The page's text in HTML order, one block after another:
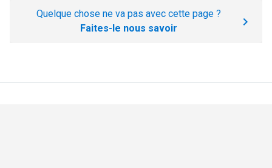
Quelque chose ne va pas avec cette page ?
Faites-le nous savoir